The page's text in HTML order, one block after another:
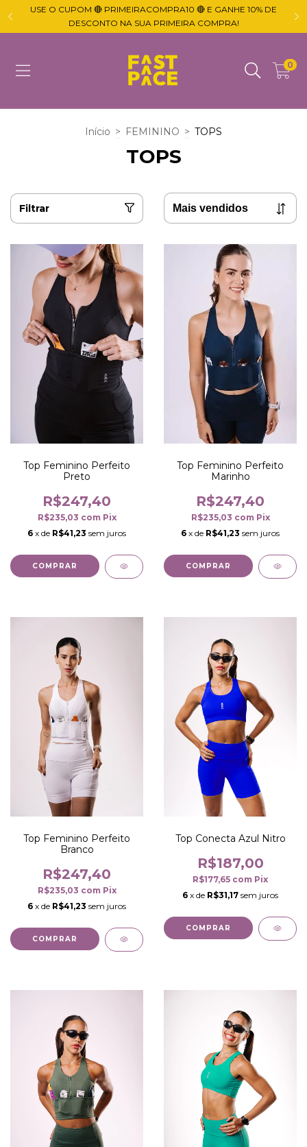
USE O CUPOM 🔴 PRIMEIRACOMPRA10 🔴 E GANHE 10% DE
DESCONTO NA SUA PRIMEIRA COMPRA!
0
Início > FEMININO > TOPS
TOPS
Filtrar
Top Feminino Perfeito
Preto
R$247,40
R$235,03 com Pix
6 x de R$41,23 sem juros
COMPRAR
Top Feminino Perfeito
Marinho
R$247,40
R$235,03 com Pix
6 x de R$41,23 sem juros
COMPRAR
Top Feminino Perfeito
Branco
R$247,40
R$235,03 com Pix
6 x de R$41,23 sem juros
COMPRAR
Top Conecta Azul Nitro
R$187,00
R$177,65 com Pix
6 x de R$31,17 sem juros
COMPRAR